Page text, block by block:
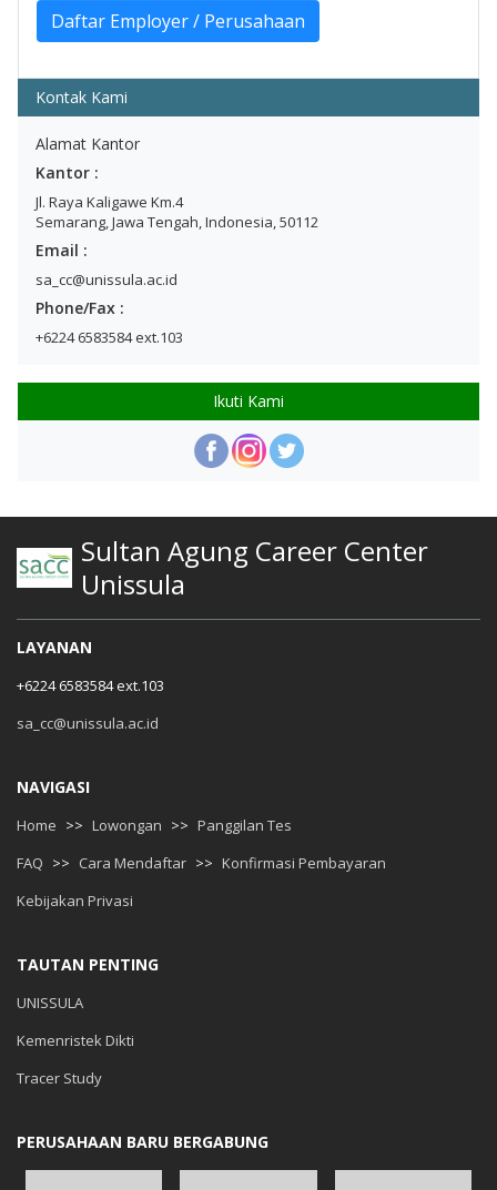
Kontak Kami
Alamat Kantor
Kantor :
Jl. Raya Kaligawe Km.4
Semarang, Jawa Tengah, Indonesia, 50112
Email :
sa_cc@unissula.ac.id
Phone/Fax :
+6224 6583584 ext.103
Ikuti Kami
Sultan Agung Career Center
Unissula
LAYANAN
+6224 6583584 ext.103
sa_cc@unissula.ac.id
NAVIGASI
Home >> Lowongan >> Panggilan Tes
FAQ >> Cara Mendaftar >> Konfirmasi Pembayaran
Kebijakan Privasi
TAUTAN PENTING
UNISSULA
Kemenristek Dikti
Tracer Study
PERUSAHAAN BARU BERGABUNG